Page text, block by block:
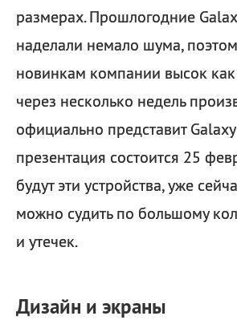
размерах. Прошлогодние
наделали немало шума,
новинкам компании высок как
через несколько недель
официально представит
презентация состоится 25
будут эти устройства, уже
можно судить по большому
и утечек.
Дизайн и экраны